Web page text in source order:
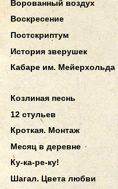
Ворованный воздух
Воскресение
Постскриптум
История зверушек
Кабаре им. Мейерхольда
Козлиная песнь
12 стульев
Кроткая. Монтаж
Месяц в деревне
Ку-ка-ре-ку!
Шагал. Цвета любви